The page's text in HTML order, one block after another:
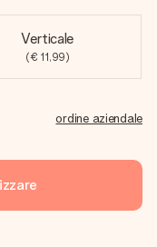
Verticale
(€ 11,99)
ordine aziendale